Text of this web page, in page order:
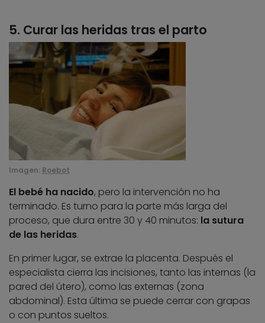
5. Curar las heridas tras el parto
Imagen: Roebot
El bebé ha nacido, pero la intervención no ha
terminado. Es turno para la parte más larga del
proceso, que dura entre 30 y 40 minutos: la sutura
de las heridas.
En primer lugar, se extrae la placenta. Después el
especialista cierra las incisiones, tanto las internas (la
pared del útero), como las externas (zona
abdominal). Esta última se puede cerrar con grapas
o con puntos sueltos.